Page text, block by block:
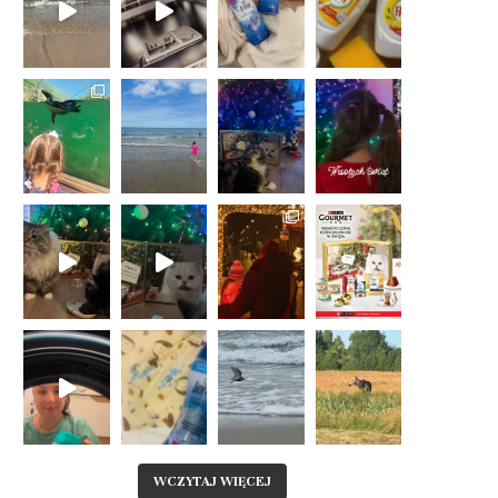
WCZYTAJ WIĘCEJ